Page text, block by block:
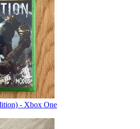
- Xbox One